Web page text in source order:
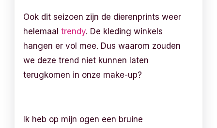
Ook dit seizoen zijn de dierenprints weer
helemaaltrendy. De kleding winkels
hangen er vol mee. Dus waarom zouden
we deze trend niet kunnen laten
terugkomen in onze make-up?
Ik heb op mijn ogen een bruine